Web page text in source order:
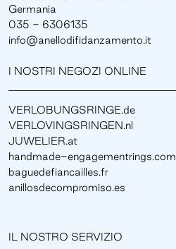
Germania
035 - 6306135
info@anellodifidanzamento.it
I NOSTRI NEGOZI ONLINE
VERLOBUNGSRINGE.de
VERLOVINGSRINGEN.nl
JUWELIER.at
handmade-engagementrings.com
baguedefiancailles.fr
anillosdecompromiso.es
IL NOSTRO SERVIZIO